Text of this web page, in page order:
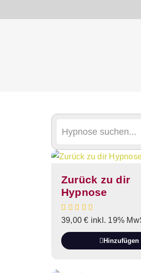
Zurück zu dir
Hypnose
39,00€ inkl. 19%
Hinzufügen